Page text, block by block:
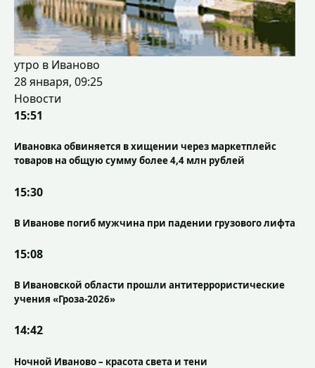
утро в Иваново
28 января, 09:25
Новости
15:51
Ивановка обвиняется в хищении через маркетплейс
товаров на общую сумму более 4,4 млн рублей
15:30
В Иванове погиб мужчина при падении грузового лифта
15:08
В Ивановской области прошли антитеррористические
учения «Гроза-2026»
14:42
Ночной Иваново – красота света и тени